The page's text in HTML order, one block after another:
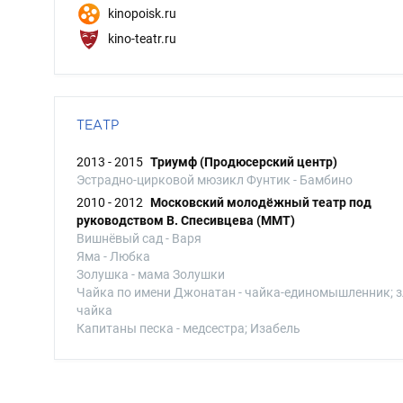
kinopoisk.ru
kino-teatr.ru
ТЕАТР
2013 - 2015 Триумф (Продюсерский центр)
Эстрадно-цирковой мюзикл Фунтик - Бамбино
2010 - 2012 Московский молодёжный театр под
руководством В. Спесивцева (ММТ)
Вишнёвый сад - Варя
Яма - Любка
Золушка - мама Золушки
Чайка по имени Джонатан - чайка-единомышленник;
чайка
Капитаны песка - медсестра; Изабель